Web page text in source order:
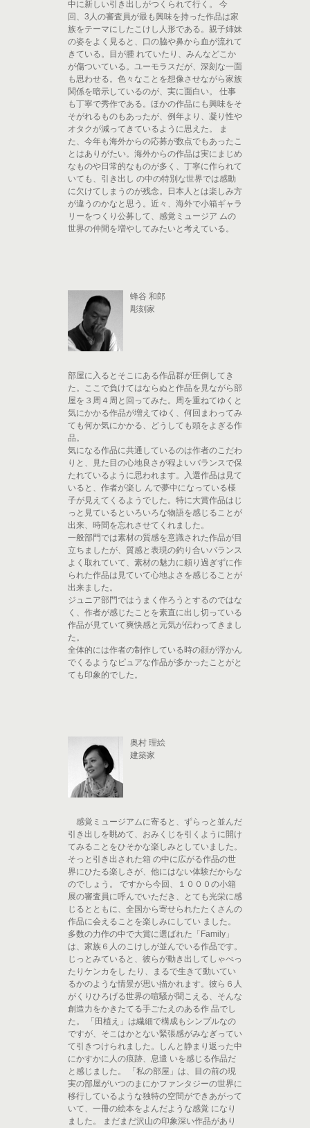
中に新しい引き出しがつくられて行く。 今
回、3人の審査員が最も興味を持った作品は家
族をテーマにしたこけし人形である。親子姉妹
の姿をよく見ると、口の脇や鼻から血が流れて
きている。目が腫 れていたり、みんなどこか
が傷ついている。ユーモラスだが、深刻な一面
も思わせる。色々なことを想像させながら家族
関係を暗示しているのが、実に面白い。 仕事
も丁寧で秀作である。ほかの作品にも興味をそ
そがれるものもあったが、例年より、凝り性や
オタクが減ってきているように思えた。 ま
た、今年も海外からの応募が数点でもあったこ
とはありがたい。海外からの作品は実にまじめ
なものや日常的なものが多く、丁寧に作られて
いても、引き出し の中の特別な世界では感動
に欠けてしまうのが残念。日本人とは楽しみ方
が違うのかなと思う。近々、海外で小箱ギャラ
リーをつくり公募して、感覚ミュージア ムの
世界の仲間を増やしてみたいと考えている。
蜂谷 和郎
彫刻家
部屋に入るとそこにある作品群が圧倒してき
た。ここで負けてはならぬと作品を見ながら部
屋を３周４周と回ってみた。周を重ねてゆくと
気にかかる作品が増えてゆく、何回まわってみ
ても何か気にかかる、どうしても頭をよぎる作
品。
気になる作品に共通しているのは作者のこだわ
りと、見た目の心地良さが程よいバランスで保
たれているように思われます。入選作品は見て
いると、作者が楽し んで夢中になっている様
子が見えてくるようでした。特に大賞作品はじ
っと見ているといろいろな物語を感じることが
出来、時間を忘れさせてくれました。
一般部門では素材の質感を意識された作品が目
立ちましたが、質感と表現の釣り合いバランス
よく取れていて、素材の魅力に頼り過ぎずに作
られた作品は見ていて心地よさを感じることが
出来ました。
ジュニア部門ではうまく作ろうとするのではな
く、作者が感じたことを素直に出し切っている
作品が見ていて爽快感と元気が伝わってきまし
た。
全体的には作者の制作している時の顔が浮かん
でくるようなピュアな作品が多かったことがと
ても印象的でした。
奥村 理絵
建築家
感覚ミュージアムに寄ると、ずらっと並んだ
引き出しを眺めて、おみくじを引くように開け
てみることをひそかな楽しみとしていました。
そっと引き出された箱 の中に広がる作品の世
界にひたる楽しさが、他にはない体験だからな
のでしょう。 ですから今回、１０００の小箱
展の審査員に呼んでいただき、とても光栄に感
じるとともに、全国から寄せられたたくさんの
作品に会えることを楽しみにしてい ました。
多数の力作の中で大賞に選ばれた「Family」
は、家族６人のこけしが並んでいる作品です。
じっとみていると、彼らが動き出してしゃべっ
たりケンカをし たり、まるで生きて動いてい
るかのような情景が思い描かれます。彼ら６人
がくりひろげる世界の喧騒が聞こえる、そんな
創造力をかきたてる手ごたえのある作 品でし
た。 「田植え」は繊細で構成もシンプルなの
ですが、そこはかとない緊張感がみなぎってい
て引きつけられました。しんと静まり返った中
にかすかに人の痕跡、息遣 いを感じる作品だ
と感じました。 「私の部屋」は、目の前の現
実の部屋がいつのまにかファンタジーの世界に
移行しているような独特の空間ができあがって
いて、一冊の絵本をよんだような感覚 になり
ました。 まだまだ沢山の印象深い作品があり